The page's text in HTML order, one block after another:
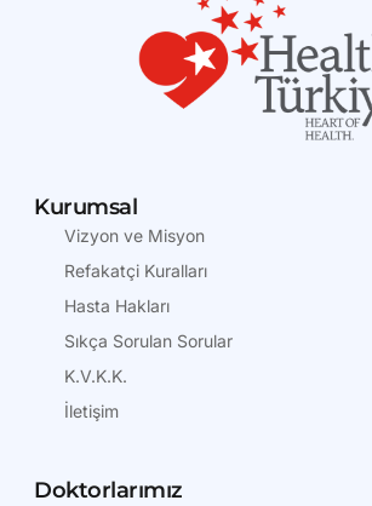
Kurumsal
Vizyon ve Misyon
Refakatçi Kuralları
Hasta Hakları
Sıkça Sorulan Sorular
K.V.K.K.
İletişim
Doktorlarımız